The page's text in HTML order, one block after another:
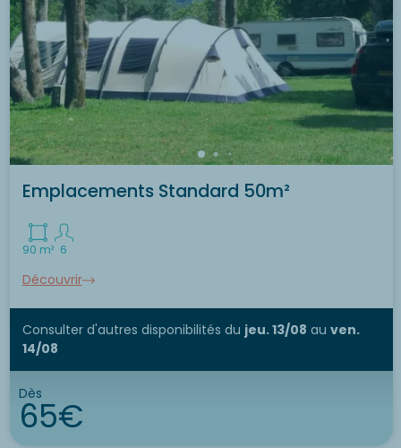
Emplacements Standard 50m²
90 m² 6
Découvrir
Consulter d'autres disponibilités du jeu. 13/08 au ven.
14/08
Dès
65€